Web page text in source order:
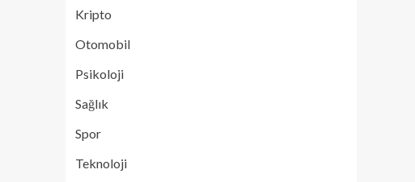
Kripto
Otomobil
Psikoloji
Sağlık
Spor
Teknoloji